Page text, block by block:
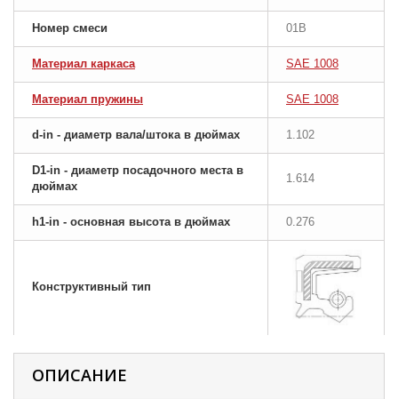
Номер смеси 01B
Материал каркаса SAE 1008
Материал пружины SAE 1008
d-in - диаметр вала/штока в дюймах 1.102
D1-in - диаметр посадочного места в
дюймах
1.614
h1-in - основная высота в дюймах 0.276
Конструктивный тип
ОПИСАНИЕ